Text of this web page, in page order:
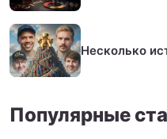
Несколько
Популярные